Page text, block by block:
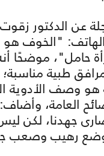
عن الدكتور
الهاتف: "الخوف هو
حامل"، موضحًا
طبية
هو وصف الأدوية
العامة،
جهدنا، لكن ليس
وضع رهيب وصعب